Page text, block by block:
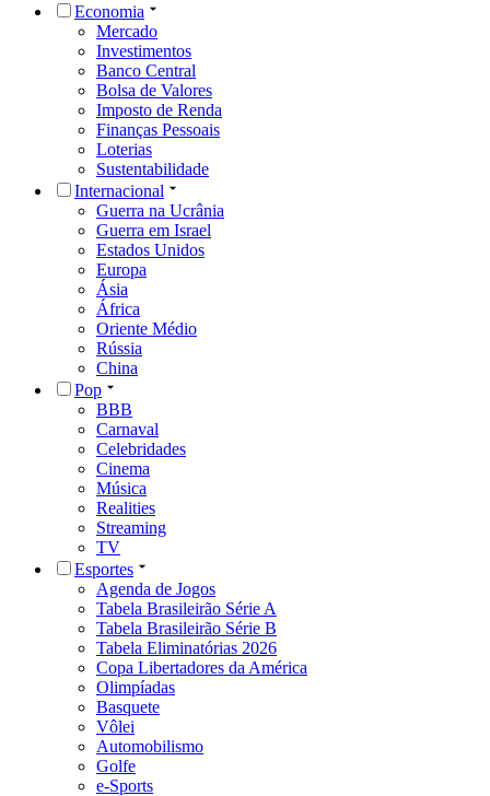
Economia
Mercado
Investimentos
Banco Central
Bolsa de Valores
Imposto de Renda
Finanças Pessoais
Loterias
Sustentabilidade
Internacional
Guerra na Ucrânia
Guerra em Israel
Estados Unidos
Europa
Ásia
África
Oriente Médio
Rússia
China
Pop
BBB
Carnaval
Celebridades
Cinema
Música
Realities
Streaming
TV
Esportes
Agenda de Jogos
Tabela Brasileirão Série A
Tabela Brasileirão Série B
Tabela Eliminatórias 2026
Copa Libertadores da América
Olimpíadas
Basquete
Vôlei
Automobilismo
Golfe
e-Sports